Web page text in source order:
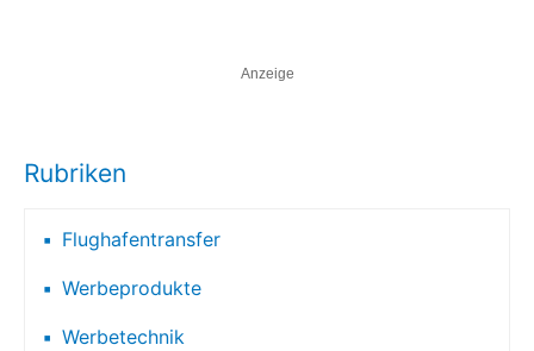
Anzeige
Rubriken
Flughafentransfer
Werbeprodukte
Werbetechnik